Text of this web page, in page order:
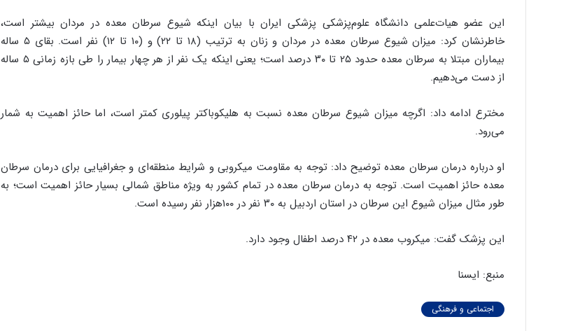
این عضو هیات‌علمی دانشگاه علوم‌پزشکی پزشکی ایران با بیان اینکه شیوع سرطان معده در مردان بیشتر است،
خاطرنشان کرد: میزان شیوع سرطان معده در مردان و زنان به ترتیب (۱۸ تا ۲۲) و (۱۰ تا ۱۲) نفر است. بقای ۵ ساله
بیماران مبتلا به سرطان معده حدود ۲۵ تا ۳۰ درصد است؛ یعنی اینکه یک نفر از هر چهار بیمار را طی بازه زمانی ۵ ساله
از دست می‌دهیم.
مخترع ادامه داد: اگرچه میزان شیوع سرطان معده نسبت به هلیکوباکتر پیلوری کمتر است، اما حائز اهمیت به شمار
می‌رود.
او درباره درمان سرطان معده توضیح داد: توجه به مقاومت میکروبی و شرایط منطقه‌ای و جغرافیایی برای درمان سرطان
معده حائز اهمیت است. توجه به درمان سرطان معده در تمام کشور به ویژه مناطق شمالی بسیار حائز اهمیت است؛ به
طور مثال میزان شیوع این سرطان در استان اردبیل به ۳۰ نفر در ۱۰۰هزار نفر رسیده است.
این پزشک گفت: میکروب معده در ۴۲ درصد اطفال وجود دارد.
منبع: ایسنا
اجتماعی و فرهنگی